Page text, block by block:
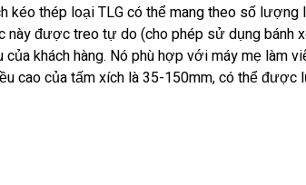
kéo thép loại TLG có thể mang theo số
này được treo tự do (cho phép sử dụng bánh
của khách hàng. Nó phù hợp với máy mẹ làm
cao của tấm xích là 35-150mm, có thể được